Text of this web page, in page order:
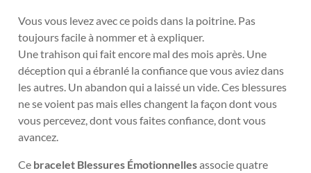
Vous vous levez avec ce poids dans la poitrine. Pas
toujours facile à nommer et à expliquer.
Une trahison qui fait encore mal des mois après. Une
déception qui a ébranlé la confiance que vous aviez dans
les autres. Un abandon qui a laissé un vide. Ces blessures
ne se voient pas mais elles changent la façon dont vous
vous percevez, dont vous faites confiance, dont vous
avancez.
Ce bracelet Blessures Émotionnellesassocie quatre